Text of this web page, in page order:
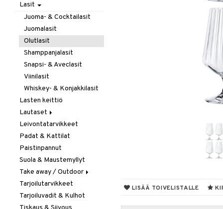
LISÄÄ TOIVELISTALLE
Leivänpaahtimet
Mixerit &
Sähkövatkaimet
Muut koneet
Vedenkeittimet
Lasit
Juoma- & Cocktailasit
Juomalasit
Olutlasit
Shamppanjalasit
Snapsi- & Aveclasit
Viinilasit
Whiskey- & Konjakkilasit
Lasten keittiö
Lautaset
Asetit
Ruokalautaset
Syvät lautaset
Leivontatarvikkeet
Padat & Kattilat
Paistinpannut
Suola & Maustemyllyt
Take away / Outdoor
Eväslaatikot
Pullot
Tarjoilutarvikkeet
Tarjoiluvadit & Kulhot